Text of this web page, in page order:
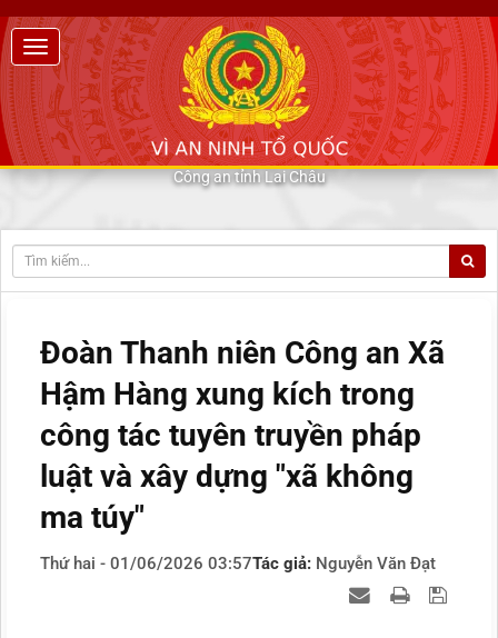
Công an tỉnh Lai Châu
Đoàn Thanh niên Công an Xã
Hậm Hàng xung kích trong
công tác tuyên truyền pháp
luật và xây dựng "xã không
ma túy"
Thứ hai - 01/06/2026 03:57Tác giả: Nguyễn Văn Đạt